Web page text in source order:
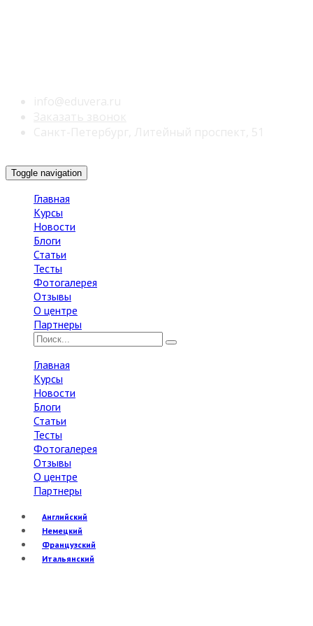
Toggle navigation
Главная
Курсы
Новости
Блоги
Статьи
Тесты
Фотогалерея
Отзывы
О центре
Партнеры
Главная
Курсы
Новости
Блоги
Статьи
Тесты
Фотогалерея
Отзывы
О центре
Партнеры
Английский
Немецкий
Французский
Итальянский